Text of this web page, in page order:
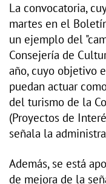
La convocatoria,
martes en el
un ejemplo del
Consejería de
año, cuyo objetivo
puedan actuar
del turismo de la
(Proyectos de
señala la
Además, se está
de mejora de la